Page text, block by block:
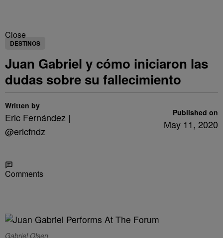
Close
DESTINOS
Juan Gabriel y cómo iniciaron las
dudas sobre su fallecimiento
Written by
Eric Fernández |
@ericfndz
Published on
May 11, 2020
Comments
Gabriel Olsen